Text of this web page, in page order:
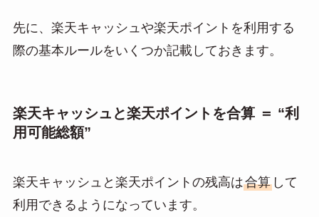
先に、楽天キャッシュや楽天ポイントを利用する
際の基本ルールをいくつか記載しておきます。
楽天キャッシュと楽天ポイントを合算 ＝ “利
用可能総額”
楽天キャッシュと楽天ポイントの残高は合算して
利用できるようになっています。